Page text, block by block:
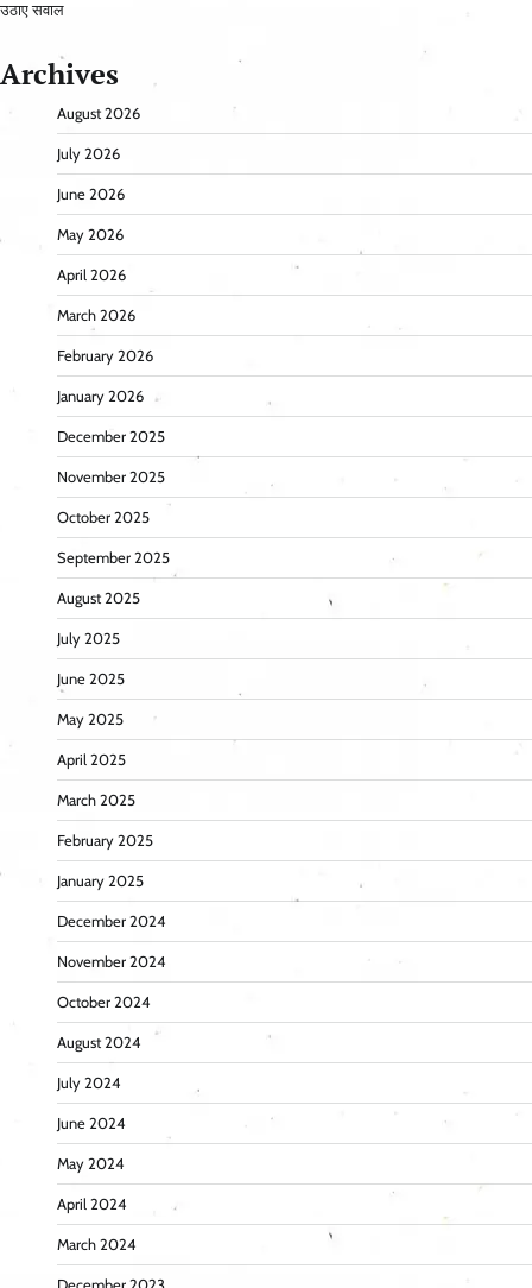
उठाए सवाल
Archives
August 2026
July 2026
June 2026
May 2026
April 2026
March 2026
February 2026
January 2026
December 2025
November 2025
October 2025
September 2025
August 2025
July 2025
June 2025
May 2025
April 2025
March 2025
February 2025
January 2025
December 2024
November 2024
October 2024
August 2024
July 2024
June 2024
May 2024
April 2024
March 2024